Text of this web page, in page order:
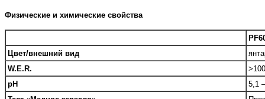
Физические и химические свойства
Цвет/внешний вид
W.E.R.
pH
5,1